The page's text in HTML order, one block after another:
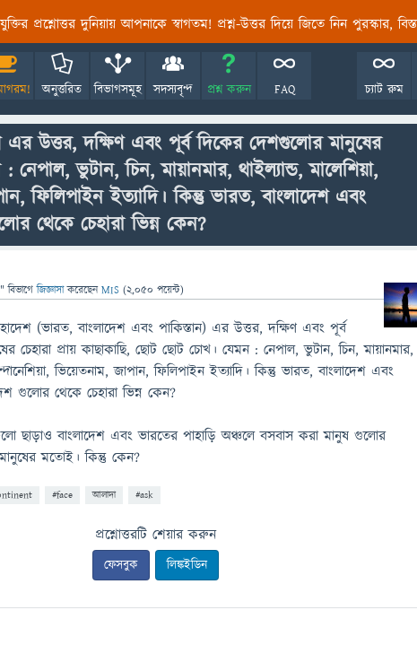
প্রশ্নোত্তর দুনিয়ায় আপনাকে স্বাগতম! প্রশ্ন-উত্তর দিয়ে জিতে নিন পুরস্কার,
অনুত্তরিত বিভাগসমূহ সদস্যবৃন্দ প্রশ্ন করুন FAQ চ্যাট রুম
উত্তর, দক্ষিণ এবং পূর্ব দিকের দেশগুলোর মানুষের
: নেপাল, ভুটান, চিন, মায়ানমার, থাইল্যান্ড, মালেশিয়া,
ফিলিপাইন ইত্যাদি। কিন্তু ভারত, বাংলাদেশ এবং
থেকে চেহারা ভিন্ন কেন?
" বিভাগে জিজ্ঞাসাকরেছেনMIS (2,050 পয়েন্ট)
(ভারত, বাংলাদেশ এবং পাকিস্তান) এর উত্তর, দক্ষিণ এবং পূর্ব
চেহারা প্রায় কাছাকাছি, ছোট ছোট চোখ। যেমন : নেপাল, ভুটান, চিন, মায়ানমার,
ভিয়েতনাম, জাপান, ফিলিপাইন ইত্যাদি। কিন্তু ভারত, বাংলাদেশ এবং
গুলোর থেকে চেহারা ভিন্ন কেন?
ছাড়াও বাংলাদেশ এবং ভারতের পাহাড়ি অঞ্চলে বসবাস করা মানুষ গুলোর
মতোই। কিন্তু কেন?
#face আলাদা #ask
প্রশ্নোত্তরটি শেয়ার করুন
ফেসবুক লিঙ্কইডিন